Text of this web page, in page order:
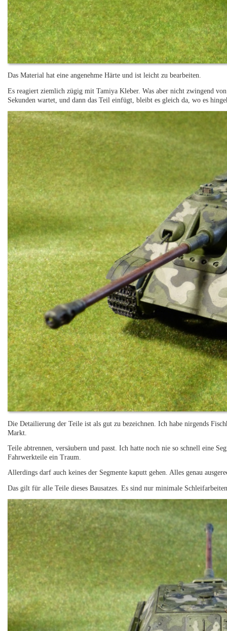
Das Material hat eine angenehme Härte und ist leicht zu bearbeiten.
Es reagiert ziemlich zügig mit Tamiya Kleber. Was aber nicht zwingend
Sekunden wartet, und dann das Teil einfügt, bleibt es gleich da, wo es
Die Detailierung der Teile ist als gut zu bezeichnen. Ich habe nirgends
Markt.
Teile abtrennen, versäubern und passt. Ich hatte noch nie so schnell eine
Fahrwerkteile ein Traum.
Allerdings darf auch keines der Segmente kaputt gehen. Alles genau
Das gilt für alle Teile dieses Bausatzes. Es sind nur minimale